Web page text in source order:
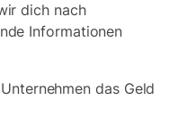
dich nach
Informationen
das Geld